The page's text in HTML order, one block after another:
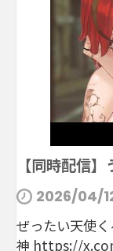
【同時配信
2026/04/
ぜったい天使
神 https://